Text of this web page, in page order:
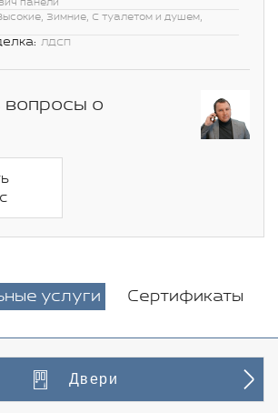
панели
Зимние, С туалетом и душем,
ЛДСП
вопросы о
услуги
Сертификаты
Двери